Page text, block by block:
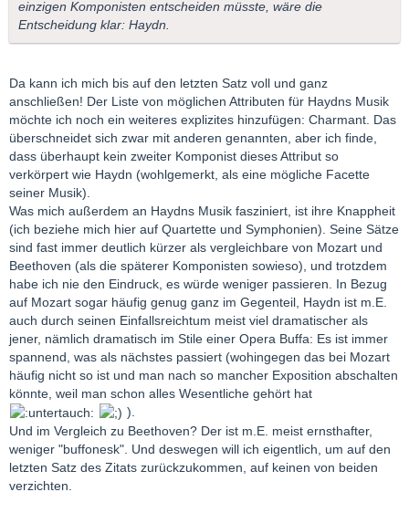
einzigen Komponisten entscheiden müsste, wäre die
Entscheidung klar: Haydn.
Da kann ich mich bis auf den letzten Satz voll und ganz
anschließen! Der Liste von möglichen Attributen für Haydns Musik
möchte ich noch ein weiteres explizites hinzufügen: Charmant. Das
überschneidet sich zwar mit anderen genannten, aber ich finde,
dass überhaupt kein zweiter Komponist dieses Attribut so
verkörpert wie Haydn (wohlgemerkt, als eine mögliche Facette
seiner Musik).
Was mich außerdem an Haydns Musik fasziniert, ist ihre Knappheit
(ich beziehe mich hier auf Quartette und Symphonien). Seine Sätze
sind fast immer deutlich kürzer als vergleichbare von Mozart und
Beethoven (als die späterer Komponisten sowieso), und trotzdem
habe ich nie den Eindruck, es würde weniger passieren. In Bezug
auf Mozart sogar häufig genug ganz im Gegenteil, Haydn ist m.E.
auch durch seinen Einfallsreichtum meist viel dramatischer als
jener, nämlich dramatisch im Stile einer Opera Buffa: Es ist immer
spannend, was als nächstes passiert (wohingegen das bei Mozart
häufig nicht so ist und man nach so mancher Exposition abschalten
könnte, weil man schon alles Wesentliche gehört hat
).
Und im Vergleich zu Beethoven? Der ist m.E. meist ernsthafter,
weniger "buffonesk". Und deswegen will ich eigentlich, um auf den
letzten Satz des Zitats zurückzukommen, auf keinen von beiden
verzichten.